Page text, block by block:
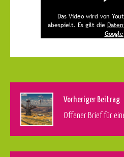
Das Video wird von
abespielt. Es gilt die
Google
Vorheriger Beitrag